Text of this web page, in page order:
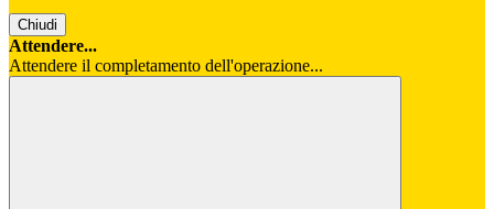
Chiudi
Attendere...
Attendere il completamento dell'operazione...